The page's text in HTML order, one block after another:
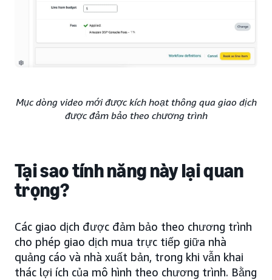
Mục dòng video mới được kích hoạt thông qua giao dịch
được đảm bảo theo chương trình
Tại sao tính năng này lại quan
trọng?
Các giao dịch được đảm bảo theo chương trình
cho phép giao dịch mua trực tiếp giữa nhà
quảng cáo và nhà xuất bản, trong khi vẫn khai
thác lợi ích của mô hình theo chương trình. Bằng